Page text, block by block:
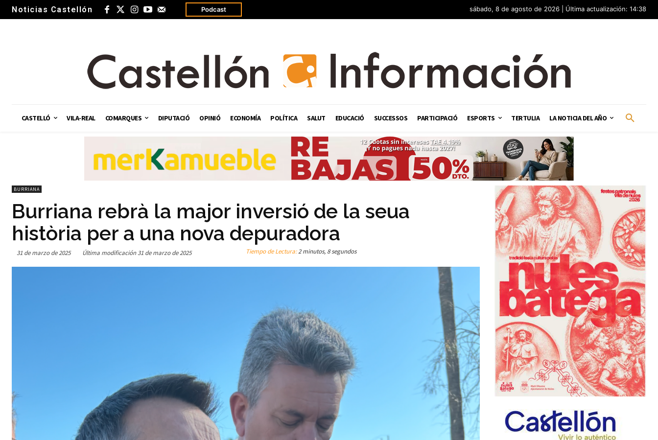
Noticias Castellón Podcast sábado, 8 de agosto de 2026 | Última actualización: 14:38
CASTELLÓ VILA-REAL COMARQUES DIPUTACIÓ OPINIÓ ECONOMÍA POLÍTICA SALUT EDUCACIÓ SUCCESSOS PARTICIPACIÓ ESPORTS TERTULIA LA NOTICIA DEL AÑO
BURRIANA
Burriana rebrà la major inversió de la seua
història per a una nova depuradora
31 de marzo de 2025 Última modificación 31 de marzo de 2025 Tiempo de Lectura:2 minutos, 8 segundos